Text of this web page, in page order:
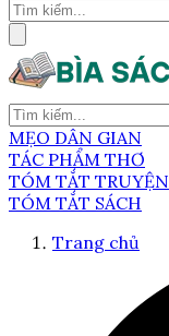
MẸO DÂN GIAN
TÁC PHẨM THƠ
TÓM TẮT TRUYỆN
TÓM TẮT SÁCH
Trang chủ